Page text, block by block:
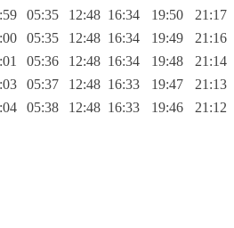
05:35 12:48 16:34 19:50
21:17
05:35 12:48 16:34 19:49
21:16
05:36 12:48 16:34 19:48
21:14
05:37 12:48 16:33 19:47
21:13
05:38 12:48 16:33 19:46 21:12